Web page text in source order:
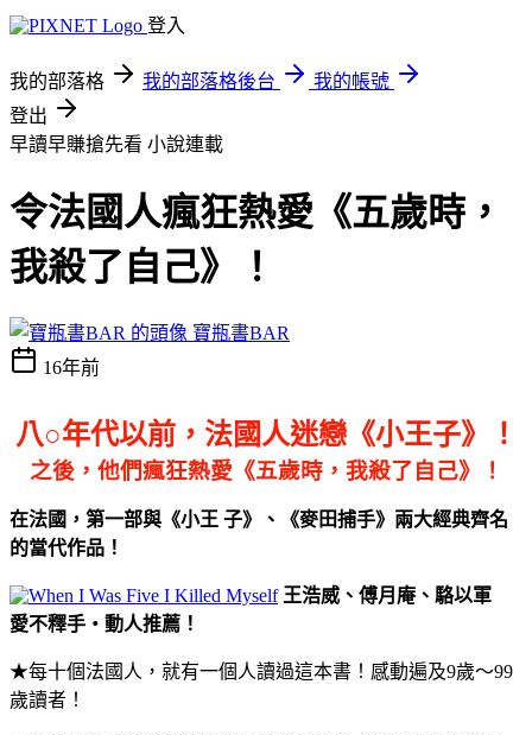
登入
我的部落格 我的部落格後台
我的帳號
登出
早讀早賺搶先看 小說連載
令法國人瘋狂熱愛《五歲時，
我殺了自己》！
寶瓶書BAR
16年前
八○年代以前，法國人迷戀《小王子》！
之後，他們瘋狂熱愛《五歲時，我殺了自己》！
在法國，第一部與《小王 子》、《麥田捕手》兩大經典齊名
的當代作品！
王浩威、傅月庵、駱以軍
愛不釋手‧動人推薦！
★每十個法國人，就有一個人讀過這本書！感動遍及9歲～99
歲讀者！